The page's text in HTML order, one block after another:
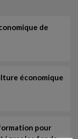
de
économique
pour